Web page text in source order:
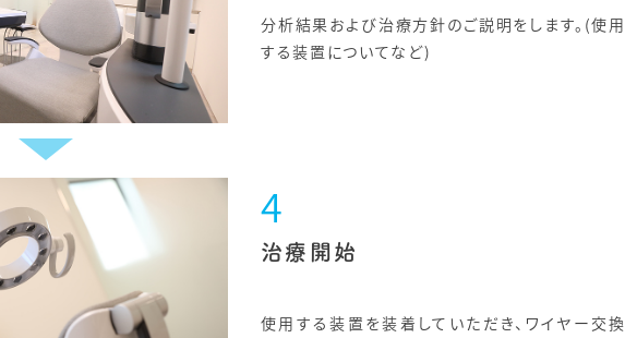
分析結果および治療方針のご説明をします。(使用
する装置についてなど)
治療開始
使用する装置を装着していただき、ワイヤー交換